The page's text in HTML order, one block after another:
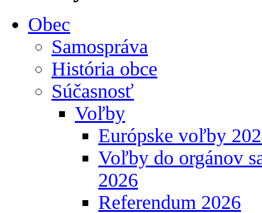
Obec
Samospráva
História obce
Súčasnosť
Voľby
Európske voľby
Voľby do orgánov
2026
Referendum 2026